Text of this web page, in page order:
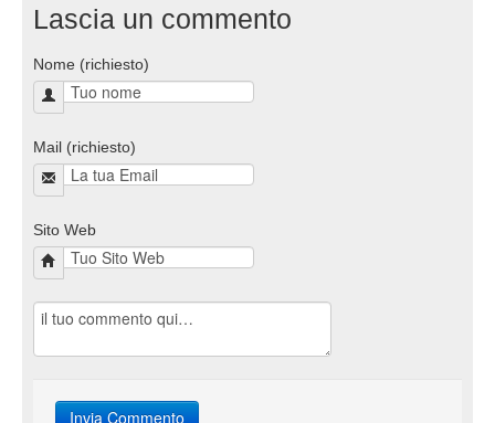
Lascia un commento
Nome (richiesto)
Mail (richiesto)
Sito Web